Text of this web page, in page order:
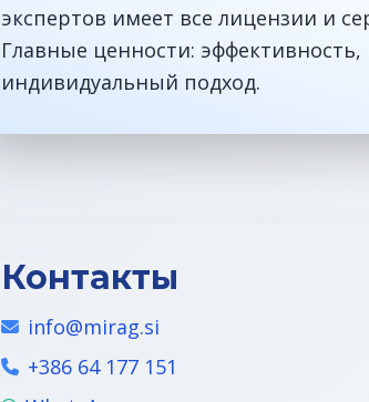
экспертов имеет все лицензии и
Главные ценности: эффективность,
индивидуальный подход.
Контакты
info@mirag.si
+386 64 177 151